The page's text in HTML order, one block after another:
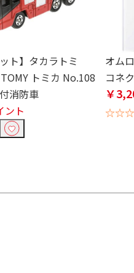
ト】タカラトミ
トミカ No.108
消防車
ント
オム
コネ
￥